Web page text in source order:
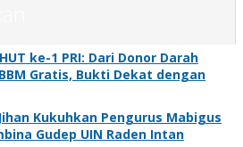
ke-1 PRI: Dari Donor Darah
Gratis, Bukti Dekat dengan
Kukuhkan Pengurus Mabigus
Gudep UIN Raden Intan